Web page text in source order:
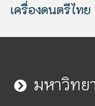
เครื่องดนตรีไทย
มหาวิทย